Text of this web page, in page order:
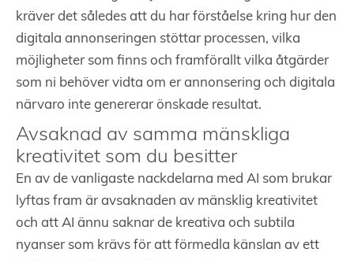
kräver det således att du har förståelse kring hur den
digitala annonseringen stöttar processen, vilka
möjligheter som finns och framförallt vilka åtgärder
som ni behöver vidta om er annonsering och digitala
närvaro inte genererar önskade resultat.
Avsaknad av samma mänskliga
kreativitet som du besitter
En av de vanligaste nackdelarna med AI som brukar
lyftas fram är avsaknaden av mänsklig kreativitet
och att AI ännu saknar de kreativa och subtila
nyanser som krävs för att förmedla känslan av ett